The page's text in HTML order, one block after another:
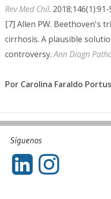
Rev Med Chil. 2018;146(1):91-
[7] Allen PW. Beethoven's
cirrhosis. A plausible
controversy.Ann Diagn
Por Carolina Faraldo Portus
Síguenos